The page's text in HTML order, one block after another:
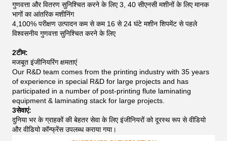
गुणवत्ता और वितरण सुनिश्चित करने के लिए 3, 40 सीएनसी मशीनों के लिए मानक
भागों का आंतरिक मशीनिंग
4,100% परीक्षण उत्पादन कम से कम 16 से 24 घंटे मशीन शिपमेंट से पहले
विश्वसनीय गुणवत्ता सुनिश्चित करने के लिए
2टीम:
मजबूत इंजीनियरिंग क्षमताएं
Our R&D team comes from the printing industry with 35 years
of experience in special R&D for large projects and has
participated in a number of post-printing flute laminating
equipment & laminating stack for large projects.
3सेवाएं:
दुनिया भर के ग्राहकों की बेहतर सेवा के लिए इंजीनियरों को दूरस्थ रूप से वीडियो
और वीडियो कॉन्फ्रेंस उपलब्ध कराया गया।